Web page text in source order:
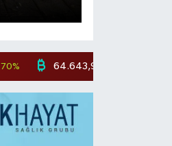
70% 64.643,95